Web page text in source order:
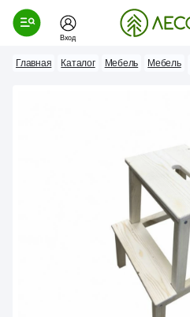
Вход
Главная Каталог Мебель Мебель